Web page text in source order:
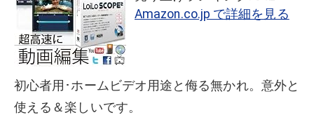
Amazon.co.jp で詳細を見る
初心者用･ホームビデオ用途と侮る無かれ。意外と
使える＆楽しいです。